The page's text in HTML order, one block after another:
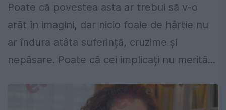
Poate că povestea asta ar trebui să v-o
arăt în imagini, dar nicio foaie de hârtie nu
ar îndura atâta suferință, cruzime și
nepăsare. Poate că cei implicați nu merită...